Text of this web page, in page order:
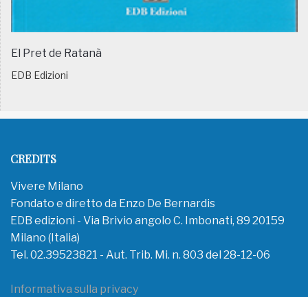
El Pret de Ratanà
EDB Edizioni
CREDITS
Vivere Milano
Fondato e diretto da Enzo De Bernardis
EDB edizioni - Via Brivio angolo C. Imbonati, 89 20159
Milano (Italia)
Tel. 02.39523821 - Aut. Trib. Mi. n. 803 del 28-12-06
Informativa sulla privacy